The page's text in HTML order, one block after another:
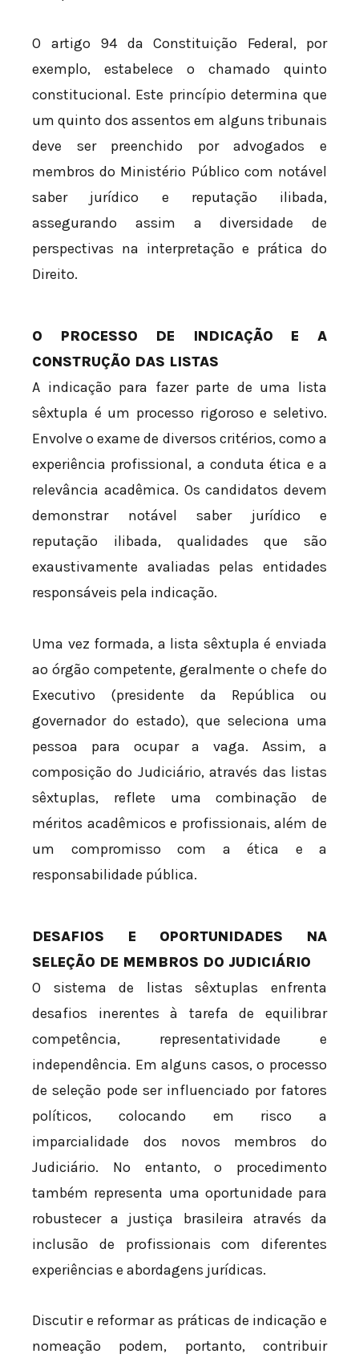
O artigo 94 da Constituição Federal, por
exemplo, estabelece o chamado quinto
constitucional. Este princípio determina que
um quinto dos assentos em alguns tribunais
deve ser preenchido por advogados e
membros do Ministério Público com notável
saber jurídico e reputação ilibada,
assegurando assim a diversidade de
perspectivas na interpretação e prática do
Direito.
O PROCESSO DE INDICAÇÃO E A
CONSTRUÇÃO DAS LISTAS
A indicação para fazer parte de uma lista
sêxtupla é um processo rigoroso e seletivo.
Envolve o exame de diversos critérios, como a
experiência profissional, a conduta ética e a
relevância acadêmica. Os candidatos devem
demonstrar notável saber jurídico e
reputação ilibada, qualidades que são
exaustivamente avaliadas pelas entidades
responsáveis pela indicação.
Uma vez formada, a lista sêxtupla é enviada
ao órgão competente, geralmente o chefe do
Executivo (presidente da República ou
governador do estado), que seleciona uma
pessoa para ocupar a vaga. Assim, a
composição do Judiciário, através das listas
sêxtuplas, reflete uma combinação de
méritos acadêmicos e profissionais, além de
um compromisso com a ética e a
responsabilidade pública.
DESAFIOS E OPORTUNIDADES NA
SELEÇÃO DE MEMBROS DO JUDICIÁRIO
O sistema de listas sêxtuplas enfrenta
desafios inerentes à tarefa de equilibrar
competência, representatividade e
independência. Em alguns casos, o processo
de seleção pode ser influenciado por fatores
políticos, colocando em risco a
imparcialidade dos novos membros do
Judiciário. No entanto, o procedimento
também representa uma oportunidade para
robustecer a justiça brasileira através da
inclusão de profissionais com diferentes
experiências e abordagens jurídicas.
Discutir e reformar as práticas de indicação e
nomeação podem, portanto, contribuir